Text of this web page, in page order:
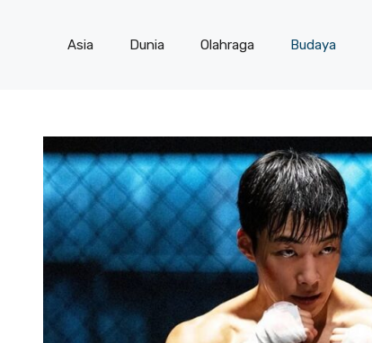
Asia Dunia Olahraga Budaya